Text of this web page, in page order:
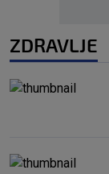
ZDRAVLJE